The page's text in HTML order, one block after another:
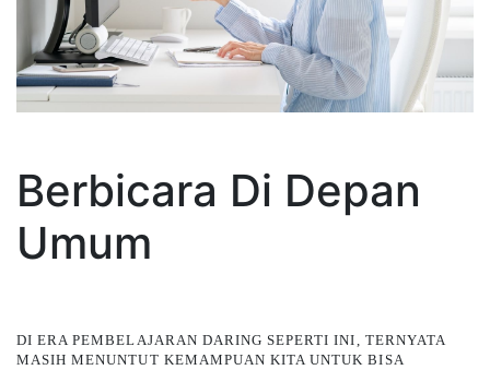
Berbicara Di Depan
Umum
DI ERA PEMBELAJARAN DARING SEPERTI INI, TERNYATA
MASIH MENUNTUT KEMAMPUAN KITA UNTUK BISA